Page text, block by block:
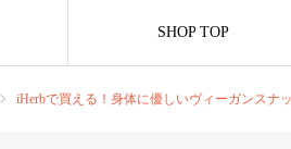
SHOP TOP
iHerbで買える！身体に優しいヴィーガンスナ